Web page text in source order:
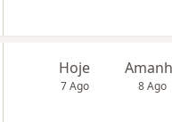
Hoje
7 Ago 8 Ago